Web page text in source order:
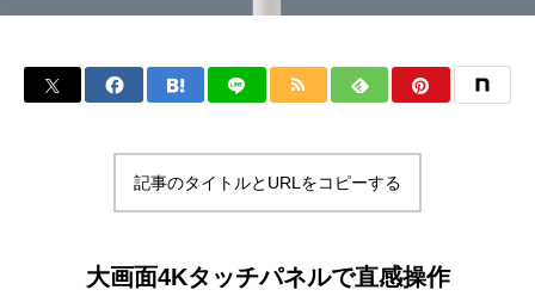
記事のタイトルとURLをコピーする
大画面4Kタッチパネルで直感操作